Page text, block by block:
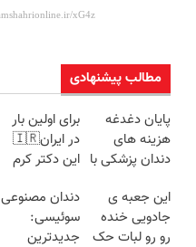
مطالب پیشنهادی
پایان دغدغه
هزینه های
دندان پزشکی با
کننده خانگی
برای اولین بار
در ایران🇮🇷
این دکتر کرم
روزه ساخت!
این جعبه ی
جادویی خنده
رو رو لبات حک
دندان مصنوعی
سوئیسی:
جدیدترین